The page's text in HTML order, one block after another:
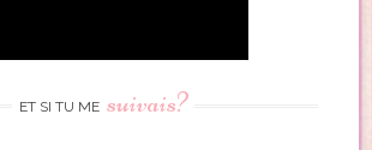
ET SI TU ME suivais?